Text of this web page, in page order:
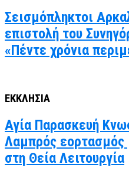
Σεισμόπληκτοι
επιστολή του
«Πέντε χρόνια
ΕΚΚΛΗΣΙΑ
Αγία Παρασκευή
Λαμπρός
στη Θεία Λειτουργία